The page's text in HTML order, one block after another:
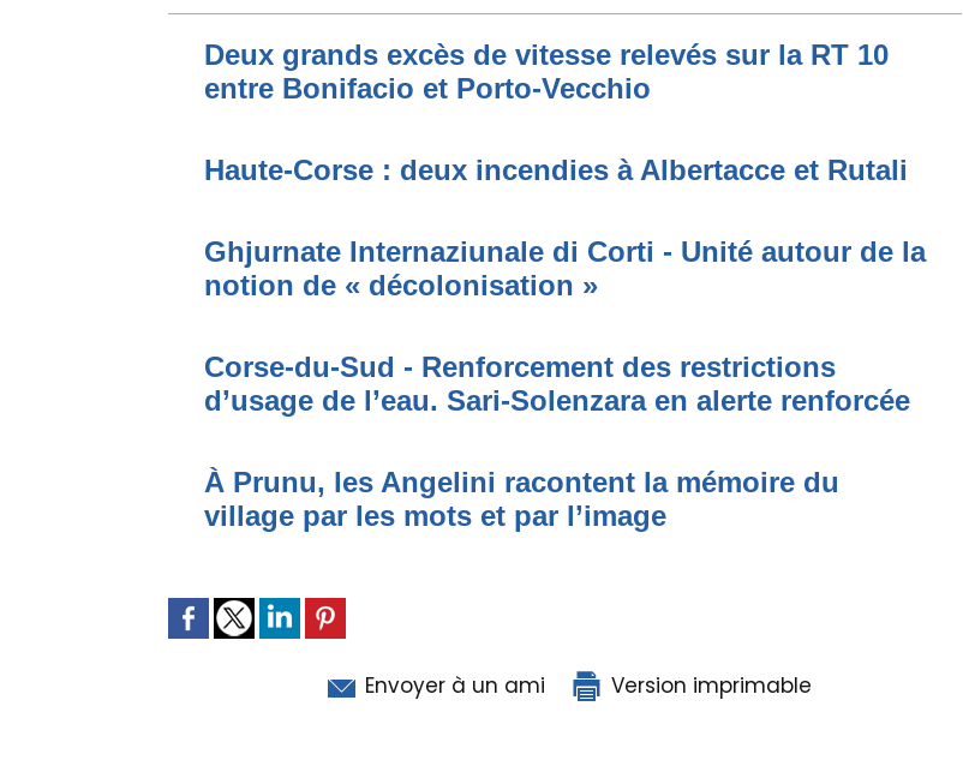
Deux grands excès de vitesse relevés sur la RT 10
entre Bonifacio et Porto-Vecchio
Haute-Corse : deux incendies à Albertacce et Rutali
Ghjurnate Internaziunale di Corti - Unité autour de la
notion de « décolonisation »
Corse-du-Sud - Renforcement des restrictions
d’usage de l’eau. Sari-Solenzara en alerte renforcée
À Prunu, les Angelini racontent la mémoire du
village par les mots et par l’image
Envoyer à un ami Version imprimable